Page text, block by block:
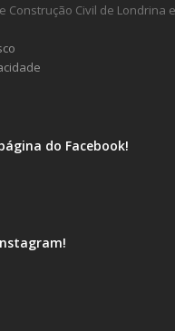
Construção Civil de Londrina
do Facebook!